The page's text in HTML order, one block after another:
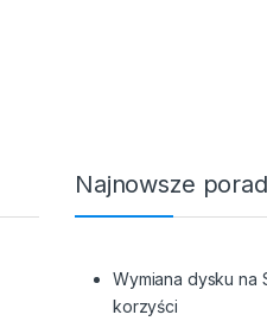
Najnowsze
Wymiana dysku na
korzyści